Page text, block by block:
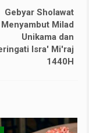
Gebyar Sholawat
Menyambut Milad
Unikama dan
Isra' Mi'raj
1440H